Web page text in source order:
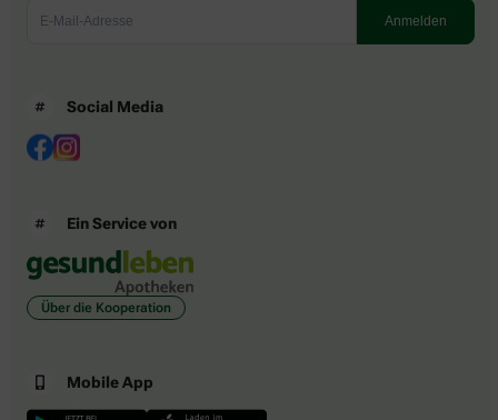
Social Media
Ein Service von
Über die Kooperation
Mobile App